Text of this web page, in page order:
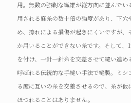
用。無数の強靭な繊維が縦方向に並んで
用される麻糸の数十倍の強度があり、下穴
め、擦れによる損傷が起きにくいですが、
か用いることができない糸です。そして、
を付け、一針一針糸を交差させて縫い進め
呼ばれる伝統的な手縫い手法で縫製。ミシ
る度に互いの糸を交差させるので、糸が
ほつれることはありません。